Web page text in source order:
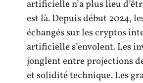
artificielle n’a plus lieu
est là. Depuis début 2024,
échangés sur les cryptos
artificielle s’envolent. Les
jonglent entre projections
et solidité technique. Les